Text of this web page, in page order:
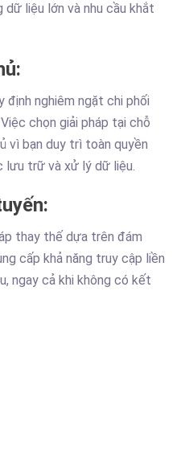
liệu lớn và nhu cầu khắt
định nghiêm ngặt chi phối
chọn giải pháp tại chỗ
vì bạn duy trì toàn quyền
lưu trữ và xử lý dữ liệu.
thay thế dựa trên đám
cấp khả năng truy cập liền
ngay cả khi không có kết